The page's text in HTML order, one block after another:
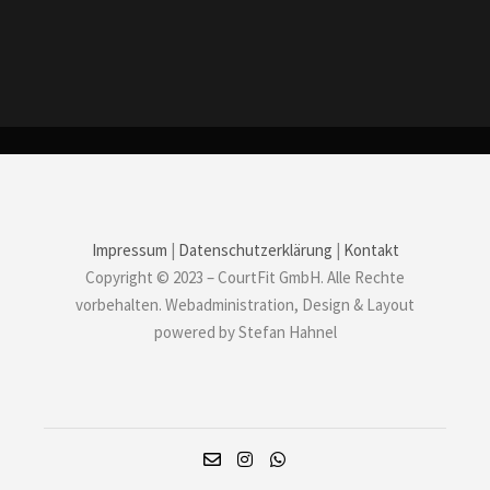
Impressum | Datenschutzerklärung | Kontakt
Copyright © 2023 – CourtFit GmbH. Alle Rechte
vorbehalten. Webadministration, Design & Layout
powered by Stefan Hahnel